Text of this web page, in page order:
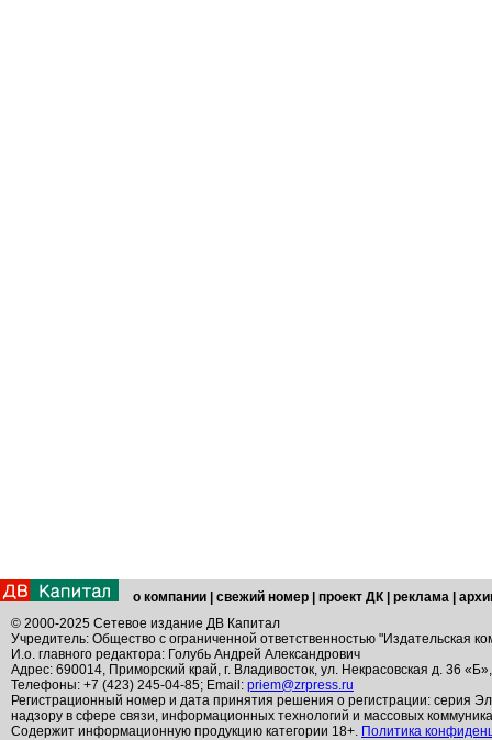
о компании свежий номер проект ДК реклама
© 2000-2025 Сетевое издание ДВ Капитал
Учредитель: Общество с ограниченной ответственностью "Издательская
И.о. главного редактора: Голубь Андрей Александрович
Адрес: 690014, Приморский край, г. Владивосток, ул. Некрасовская д. 36
Телефоны: +7 (423) 245-04-85; Email: priem@zrpress.ru
Регистрационный номер и дата принятия решения о регистрации: серия
надзору в сфере связи, информационных технологий и массовых
Содержит информационную продукцию категории 18+. Политика